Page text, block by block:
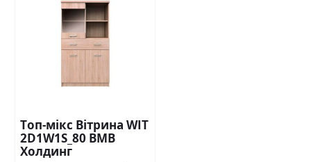
Топ-мікс Вітрина WIT
2D1W1S_80 ВМВ
Холдинг